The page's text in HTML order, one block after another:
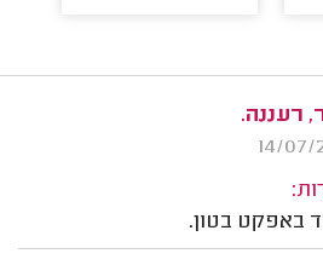
רעננה.
באפקט בטון.